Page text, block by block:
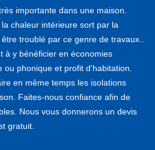
importante dans une maison.
chaleur intérieure sort par la
troublé par ce genre de travaux..
à y bénéficier en économies
ou phonique et profit d'habitation.
en même temps les isolations
Faites-nous confiance afin de
Nous vous donnerons un devis
gratuit.